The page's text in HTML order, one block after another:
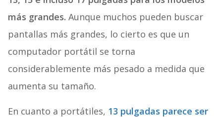
más grandes. Aunque muchos pueden buscar
pantallas más grandes, lo cierto es que un
computador portátil se torna
considerablemente más pesado a medida que
aumenta su tamaño.
En cuanto a portátiles, 13 pulgadas parece ser